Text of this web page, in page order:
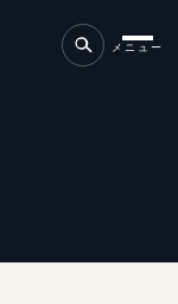
メニュー